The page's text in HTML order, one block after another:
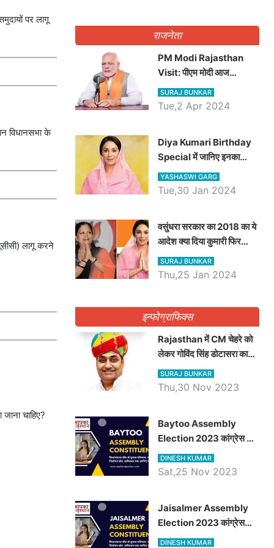
पर लागू
विधानसभा के
लागू करने
चाहिए?
राजनेता
PM Modi Rajasthan
Visit: पीएम मोदी आज
राजस्थान में कोटपूतली में करेंगे
विशाल रैली, एक सभा से 8 सीटों
SURAJ BUNKAR
Tue,2 Apr 2024
Diya Kumari Birthday
Special में जानिए इनका
राजकुमारी से राजस्थान की
डिप्टी सीएम बनने तक का सफर,
YASHASWI GARG
Tue,30 Jan 2024
वसुंधरा सरकार का 2018 का ये
आदेश क्या दिया कुमारी फिर
करेंगी लागू? कांग्रेस सरकार ने
किया था निरस्त
SURAJ BUNKAR
Thu,25 Jan 2024
इन्फोग्राफिक्स
Rajasthan में CM चेहरे को
लेकर गोविंद सिंह डोटासरा का
बड़ा बयान आया सामने, जानें
विचार
SURAJ BUNKAR
Thu,30 Nov 2023
Baytoo Assembly
Election 2023 कांग्रेस से
हरीश चौधरी तो बालाराम मुंड होंगे
भाजपा उम्मीदवार, जानिये बायतू
DINESH KUMAR
Sat,25 Nov 2023
​​​​​​​Jaisalmer Assembly
Election 2023 कांग्रेस
रूपा राम मेघवाल तो छोटु सिंह
DINESH KUMAR